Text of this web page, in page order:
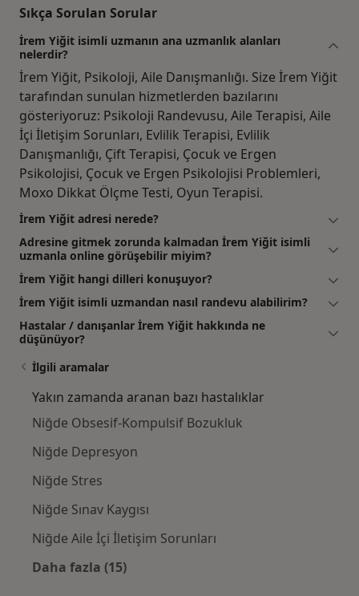
Sıkça Sorulan Sorular
İrem Yiğit isimli uzmanın ana uzmanlık alanları
nelerdir?
İrem Yiğit, Psikoloji, Aile Danışmanlığı. Size İrem Yiğit
tarafından sunulan hizmetlerden bazılarını
gösteriyoruz: Psikoloji Randevusu, Aile Terapisi, Aile
İçi İletişim Sorunları, Evlilik Terapisi, Evlilik
Danışmanlığı, Çift Terapisi, Çocuk ve Ergen
Psikolojisi, Çocuk ve Ergen Psikolojisi Problemleri,
Moxo Dikkat Ölçme Testi, Oyun Terapisi.
İrem Yiğit adresi nerede?
Adresine gitmek zorunda kalmadan İrem Yiğit isimli
uzmanla online görüşebilir miyim?
İrem Yiğit hangi dilleri konuşuyor?
İrem Yiğit isimli uzmandan nasıl randevu alabilirim?
Hastalar / danışanlar İrem Yiğit hakkında ne
düşünüyor?
İlgili aramalar
Yakın zamanda aranan bazı hastalıklar
Niğde Obsesif-Kompulsif Bozukluk
Niğde Depresyon
Niğde Stres
Niğde Sınav Kaygısı
Niğde Aile İçi İletişim Sorunları
Daha fazla (15)